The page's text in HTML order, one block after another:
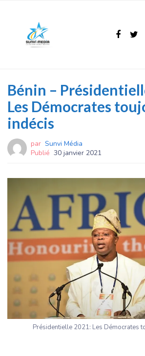
Bénin –
Les Démocrates
indécis
par Sunvi Média
Publié 30 janvier 2021
Présidentielle 2021: Les Démocrates